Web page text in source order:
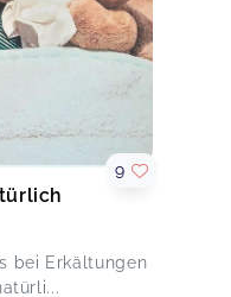
bei Erkältungen
9